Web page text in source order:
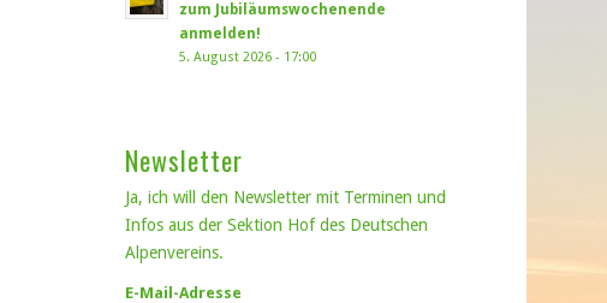
zum Jubiläumswochenende
anmelden!
5. August 2026 - 17:00
Newsletter
Ja, ich will den Newsletter mit Terminen und
Infos aus der Sektion Hof des Deutschen
Alpenvereins.
E-Mail-Adresse